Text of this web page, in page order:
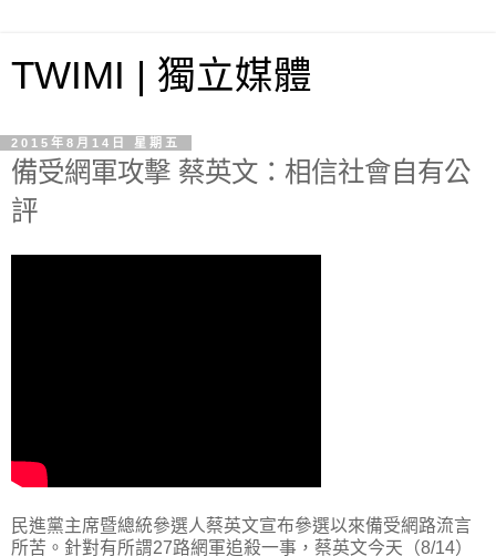
TWIMI | 獨立媒體
2015年8月14日 星期五
備受網軍攻擊 蔡英文：相信社會自有公
評
民進黨主席暨總統參選人蔡英文宣布參選以來備受網路流言
所苦。針對有所謂27路網軍追殺一事，蔡英文今天（8/14）